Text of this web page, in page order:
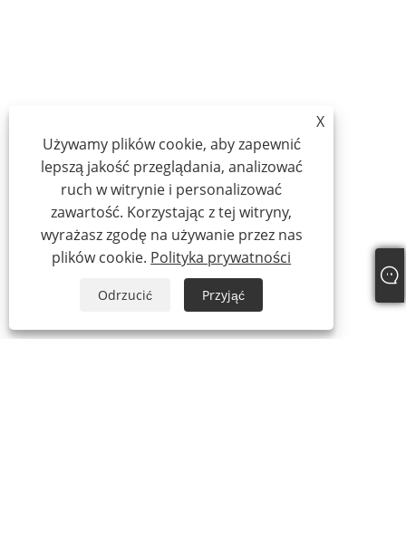
X
Używamy plików cookie, aby zapewnić
lepszą jakość przeglądania, analizować
ruch w witrynie i personalizować
zawartość. Korzystając z tej witryny,
wyrażasz zgodę na używanie przez nas
plików cookie. Polityka prywatności
Odrzucić Przyjąć